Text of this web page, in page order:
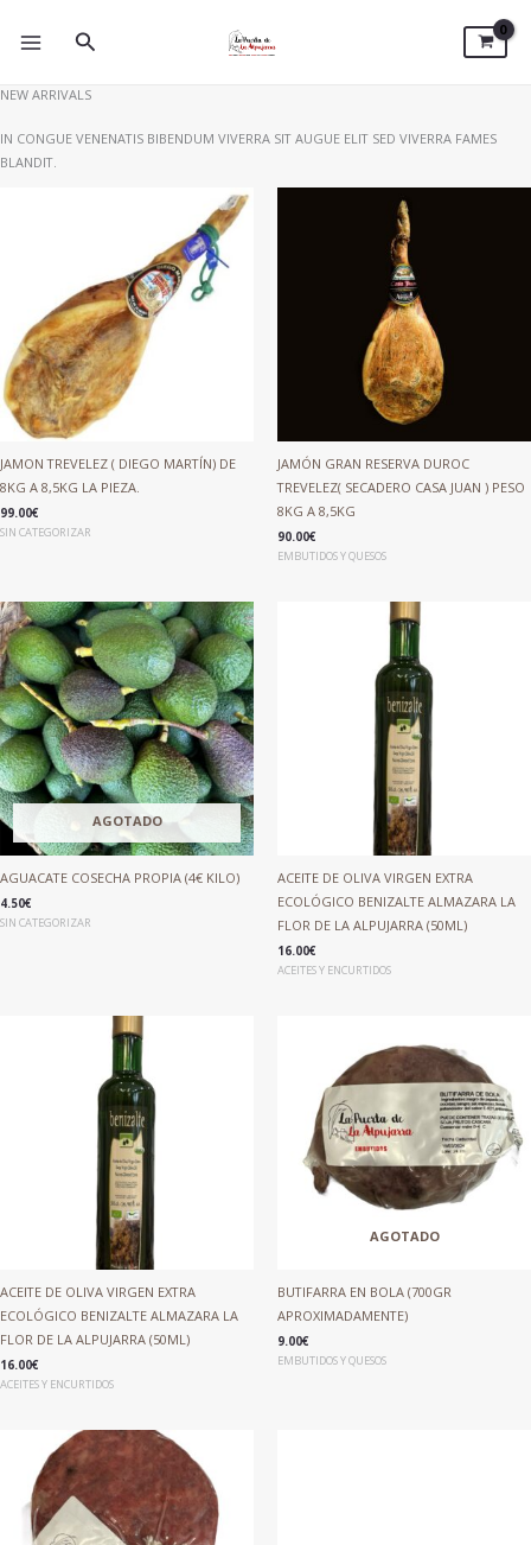
BUSCAR
NEW ARRIVALS
IN CONGUE VENENATIS BIBENDUM VIVERRA SIT AUGUE ELIT SED VIVERRA FAMES
BLANDIT.
JAMON TREVELEZ ( DIEGO MARTÍN) DE
8KG A 8,5KG LA PIEZA.
99.00€
SIN CATEGORIZAR
JAMÓN GRAN RESERVA DUROC
TREVELEZ( SECADERO CASA JUAN ) PESO
8KG A 8,5KG
90.00€
EMBUTIDOS Y QUESOS
AGOTADO
AGUACATE COSECHA PROPIA (4€ KILO)
4.50€
SIN CATEGORIZAR
ACEITE DE OLIVA VIRGEN EXTRA
ECOLÓGICO BENIZALTE ALMAZARA LA
FLOR DE LA ALPUJARRA (50ML)
16.00€
ACEITES Y ENCURTIDOS
ACEITE DE OLIVA VIRGEN EXTRA
ECOLÓGICO BENIZALTE ALMAZARA LA
FLOR DE LA ALPUJARRA (50ML)
16.00€
ACEITES Y ENCURTIDOS
AGOTADO
BUTIFARRA EN BOLA (700GR
APROXIMADAMENTE)
9.00€
EMBUTIDOS Y QUESOS